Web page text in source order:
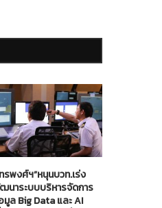
รพงศ์ฯ”หนุนบวท.เร่ง
นาระบบบริหารจัดการ
มูล Big Data และ AI